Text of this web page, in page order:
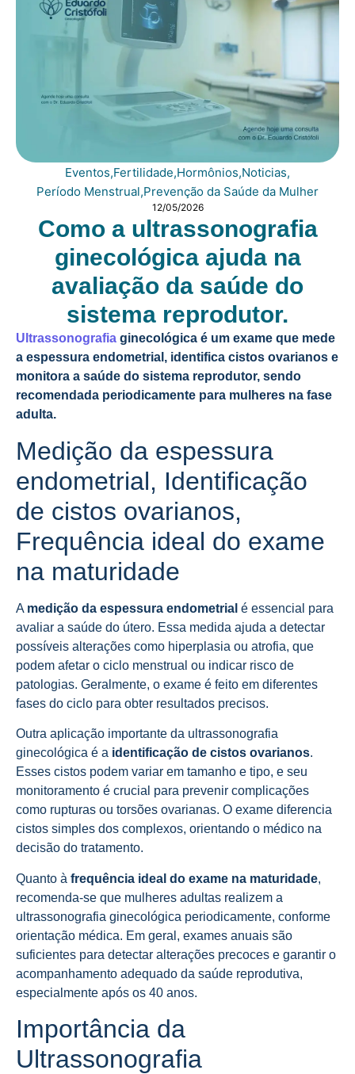
Eventos,Fertilidade,Hormônios,Noticias,
Período Menstrual,Prevenção da Saúde da Mulher
12/05/2026
Como a ultrassonografia
ginecológica ajuda na
avaliação da saúde do
sistema reprodutor.
Ultrassonografia ginecológica é um exame que mede
a espessura endometrial, identifica cistos ovarianos e
monitora a saúde do sistema reprodutor, sendo
recomendada periodicamente para mulheres na fase
adulta.
Medição da espessura
endometrial, Identificação
de cistos ovarianos,
Frequência ideal do exame
na maturidade
A medição da espessura endometrial é essencial para
avaliar a saúde do útero. Essa medida ajuda a detectar
possíveis alterações como hiperplasia ou atrofia, que
podem afetar o ciclo menstrual ou indicar risco de
patologias. Geralmente, o exame é feito em diferentes
fases do ciclo para obter resultados precisos.
Outra aplicação importante da ultrassonografia
ginecológica é a identificação de cistos ovarianos.
Esses cistos podem variar em tamanho e tipo, e seu
monitoramento é crucial para prevenir complicações
como rupturas ou torsões ovarianas. O exame diferencia
cistos simples dos complexos, orientando o médico na
decisão do tratamento.
Quanto à frequência ideal do exame na maturidade,
recomenda-se que mulheres adultas realizem a
ultrassonografia ginecológica periodicamente, conforme
orientação médica. Em geral, exames anuais são
suficientes para detectar alterações precoces e garantir o
acompanhamento adequado da saúde reprodutiva,
especialmente após os 40 anos.
Importância da
Ultrassonografia